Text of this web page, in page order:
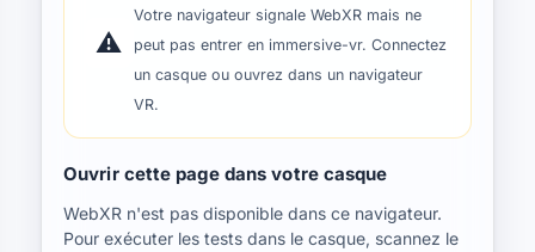
⚠️
Votre navigateur signale WebXR mais ne
peut pas entrer en immersive-vr. Connectez
un casque ou ouvrez dans un navigateur
VR.
Ouvrir cette page dans votre casque
WebXR n'est pas disponible dans ce navigateur.
Pour exécuter les tests dans le casque, scannez le